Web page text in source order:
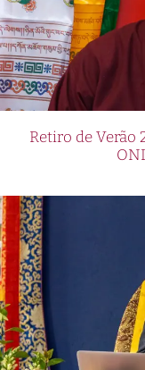
Retiro de Verão